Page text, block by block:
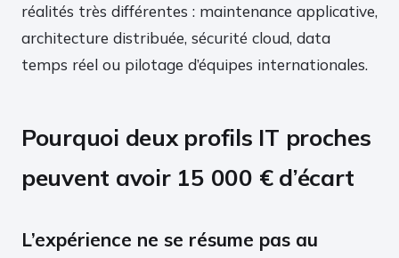
réalités très différentes : maintenance applicative,
architecture distribuée, sécurité cloud, data
temps réel ou pilotage d’équipes internationales.
Pourquoi deux profils IT proches
peuvent avoir 15 000 € d’écart
L’expérience ne se résume pas au